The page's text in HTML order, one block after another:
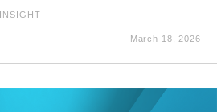
上半年淨利創新高 中期息增15%至
港今年GDP預測至4.5% 看好貿易
法人員要求交「保證金」 43歲女子
March 18, 2026